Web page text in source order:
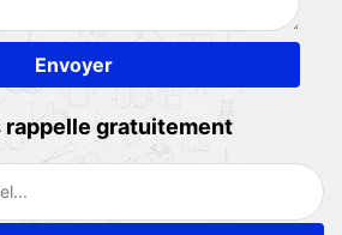
rappelle gratuitement